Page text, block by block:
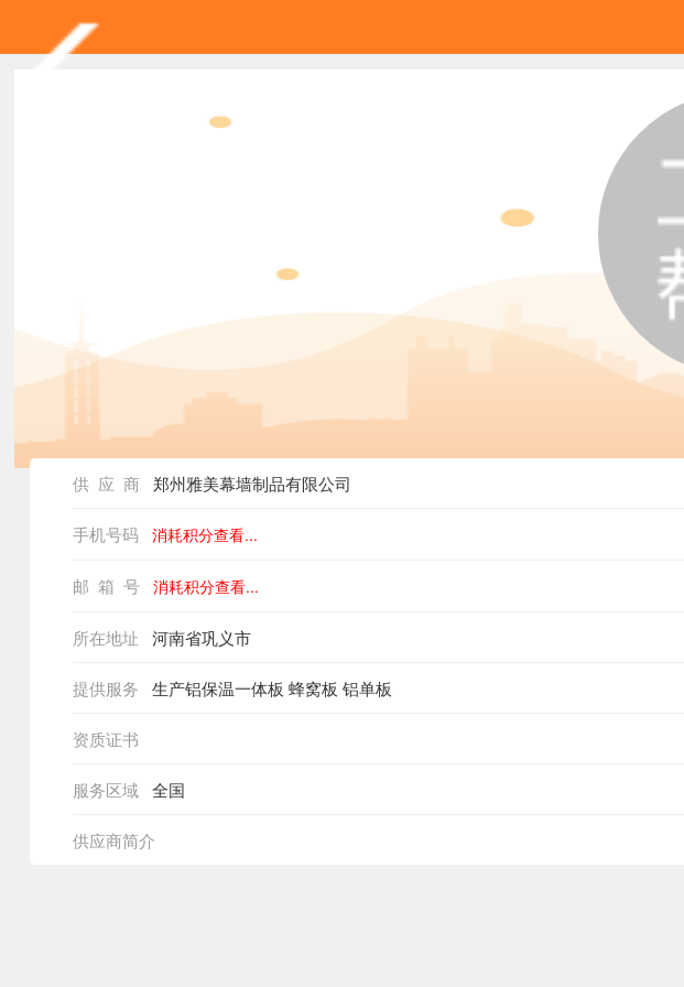
供 应 商 郑州雅美幕墙制品有限公司
手机号码 消耗积分查看...
邮 箱 号 消耗积分查看...
所在地址 河南省巩义市
提供服务 生产铝保温一体板 蜂窝板 铝单板
资质证书
服务区域 全国
供应商简介